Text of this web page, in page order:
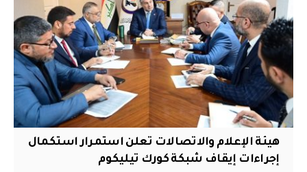
هيئة الإعلام والاتصالات تعلن استمرار استكمال
إجراءات إيقاف شبكة كورك تيليكوم